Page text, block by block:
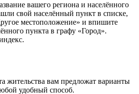
вашего региона и населённого
свой населённый пункт в списке,
местоположение» и впишите
пункта в графу «Город».
жительства вам предложат варианты
удобный способ.